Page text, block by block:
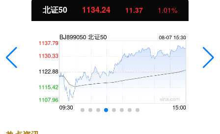
北证50 1134.24 11.37 1.01%